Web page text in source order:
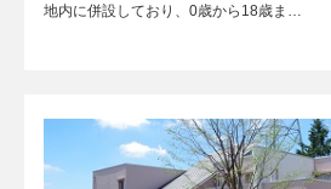
地内に併設しており、0歳から18歳ま…